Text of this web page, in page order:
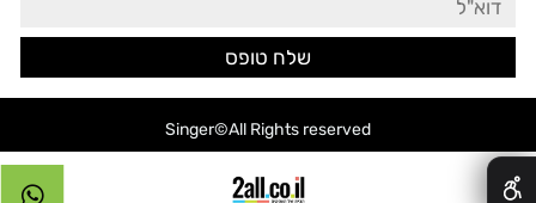
Singer©All Rights reserved